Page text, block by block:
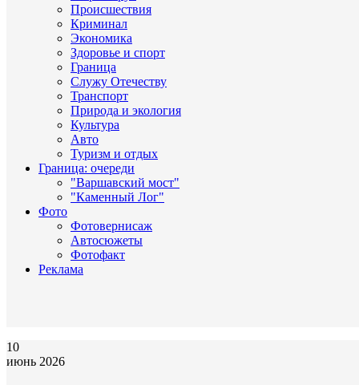
Происшествия
Криминал
Экономика
Здоровье и спорт
Граница
Служу Отечеству
Транспорт
Природа и экология
Культура
Авто
Туризм и отдых
Граница: очереди
"Варшавский мост"
"Каменный Лог"
Фото
Фотовернисаж
Автосюжеты
Фотофакт
Реклама
10
июнь 2026